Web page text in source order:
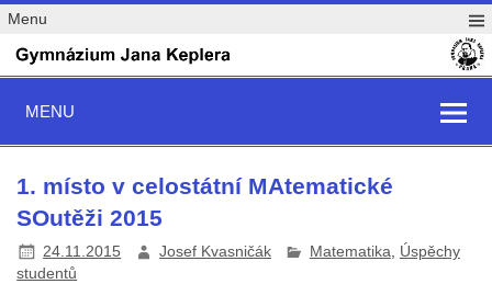
Menu
MENU
1. místo v celostátní MAtematické
SOutěži 2015
24.11.2015 Josef Kvasničák Matematika
Úspěchy
studentů